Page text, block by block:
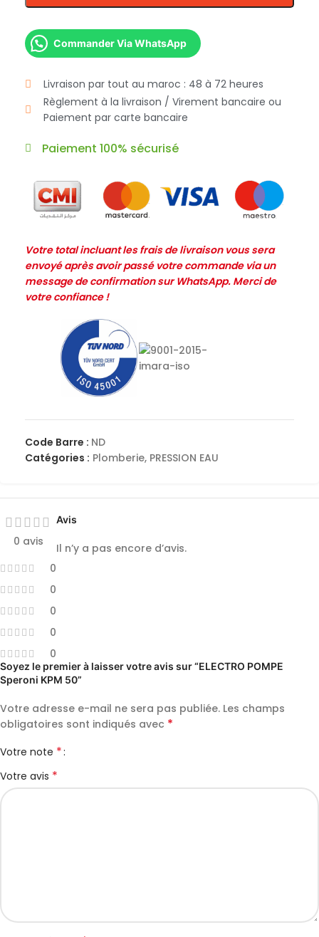
Commander Via WhatsApp
Livraison par tout au maroc : 48 à 72 heures
Règlement à la livraison / Virement bancaire ou
Paiement par carte bancaire
Paiement 100% sécurisé
Votre total incluant les frais de livraison vous sera
envoyé après avoir passé votre commande via un
message de confirmation sur WhatsApp. Merci de
votre confiance !
Code Barre : ND
Catégories : Plomberie, PRESSION EAU
0 avis
0
0
0
0
0
Avis
Il n’y a pas encore d’avis.
Soyez le premier à laisser votre avis sur “ELECTRO POMPE
Speroni KPM 50”
Votre adresse e-mail ne sera pas publiée. Les champs
obligatoires sont indiqués avec *
Votre note *
Votre avis *